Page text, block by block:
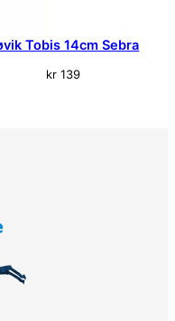
Tobis 14cm Sebra
kr 139